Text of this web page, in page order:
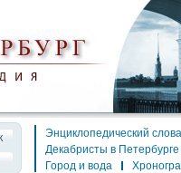
Энциклопедический
Декабристы в Петербурге
Город и вода